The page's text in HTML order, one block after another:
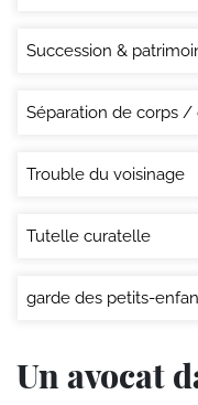
Succession &
Séparation de corps /
Trouble du voisinage
Tutelle curatelle
garde des petits-
Un avocat